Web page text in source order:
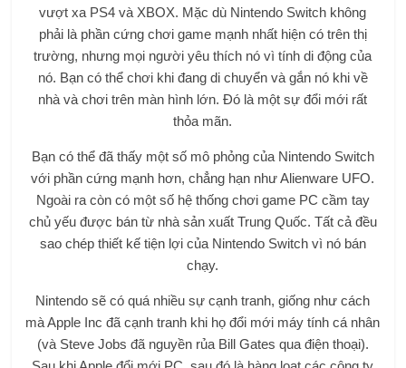
vượt xa PS4 và XBOX. Mặc dù Nintendo Switch không
phải là phần cứng chơi game mạnh nhất hiện có trên thị
trường, nhưng mọi người yêu thích nó vì tính di động của
nó. Bạn có thể chơi khi đang di chuyển và gắn nó khi về
nhà và chơi trên màn hình lớn. Đó là một sự đổi mới rất
thỏa mãn.
Bạn có thể đã thấy một số mô phỏng của Nintendo Switch
với phần cứng mạnh hơn, chẳng hạn như Alienware UFO.
Ngoài ra còn có một số hệ thống chơi game PC cầm tay
chủ yếu được bán từ nhà sản xuất Trung Quốc. Tất cả đều
sao chép thiết kế tiện lợi của Nintendo Switch vì nó bán
chạy.
Nintendo sẽ có quá nhiều sự cạnh tranh, giống như cách
mà Apple Inc đã cạnh tranh khi họ đổi mới máy tính cá nhân
(và Steve Jobs đã nguyền rủa Bill Gates qua điện thoại).